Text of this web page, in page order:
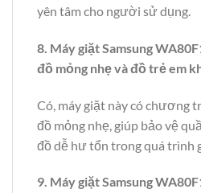
yên tâm cho người sử dụng.
8. Máy giặt Samsung
đồ mỏng nhẹ và đồ trẻ em
Có, máy giặt này có chương
đồ mỏng nhẹ, giúp bảo vệ
đồ dễ hư tổn trong quá trình
9. Máy giặt Samsung